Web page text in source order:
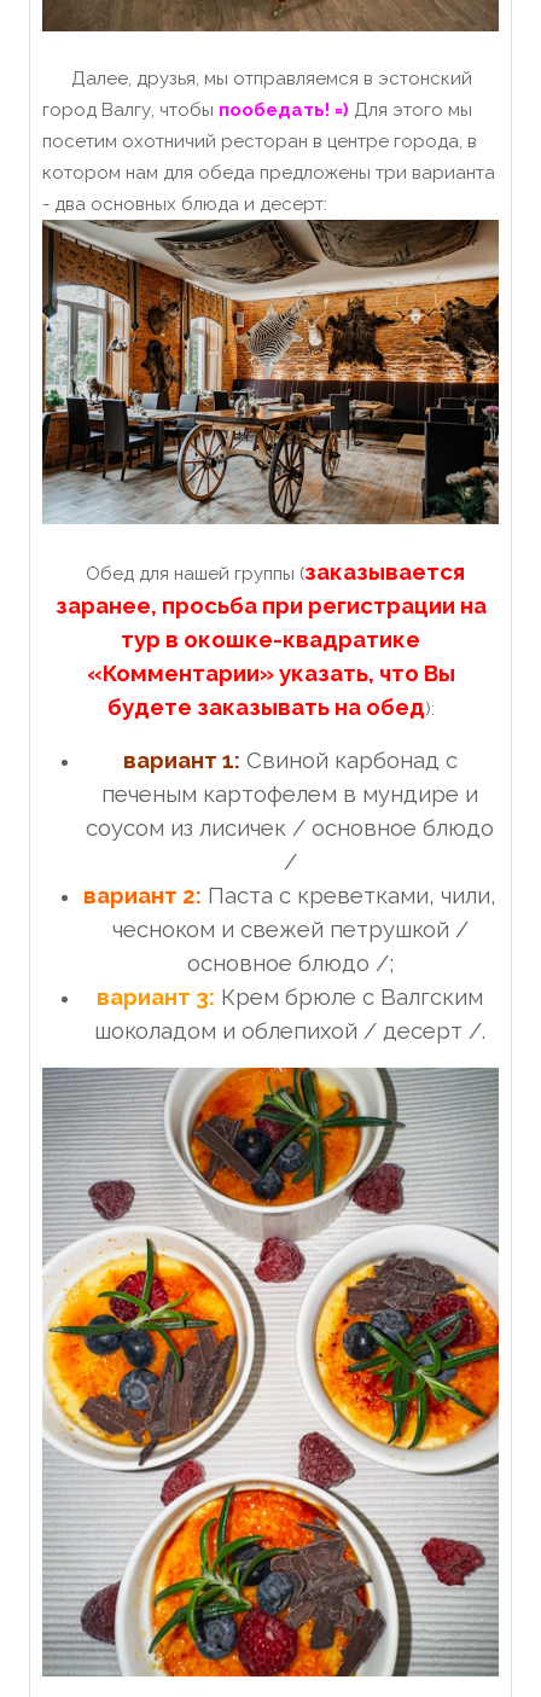
Далее, друзья, мы отправляемся в эстонский
город Валгу, чтобы пообедать! =) Для этого мы
посетим охотничий ресторан в центре города, в
котором нам для обеда предложены три варианта
- два основных блюда и десерт:
Обед для нашей группы (заказывается
заранее, просьба при регистрации на
тур в окошке-квадратике
«Комментарии» указать, что Вы
будете заказывать на обед):
вариант 1: Свиной карбонад с
печеным картофелем в мундире и
соусом из лисичек / основное блюдо
/
вариант 2: Паста с креветками, чили,
чесноком и свежей петрушкой /
основное блюдо /;
вариант 3: Крем брюле с Валгским
шоколадом и облепихой / десерт /.